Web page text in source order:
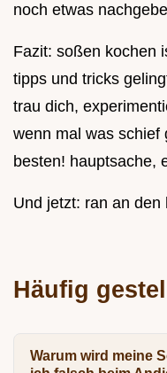
noch etwas
Fazit: soßen kochen
tipps und tricks
trau dich,
wenn mal was schief
besten! hauptsache,
Und jetzt: ran an
Häufig
Warum wird meine